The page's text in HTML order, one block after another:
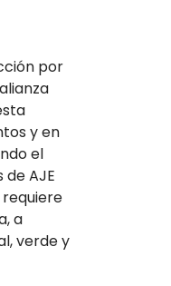
por
y en
el
AJE
requiere
a
verde y